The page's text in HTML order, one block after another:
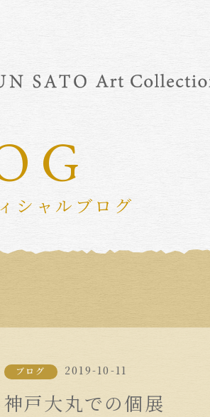
シャルブログ
ブログ 2019-10-11
神戸大丸での個展